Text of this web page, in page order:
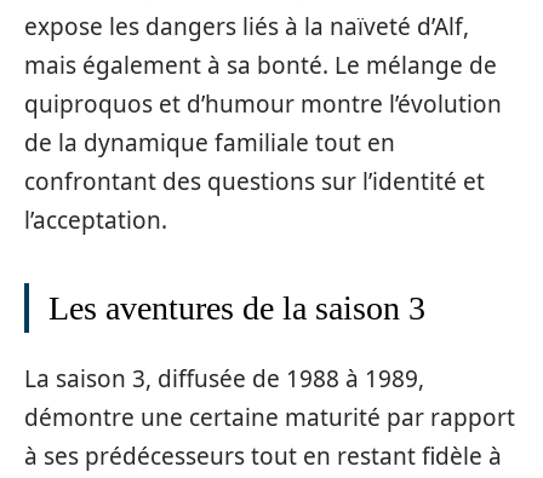
expose les dangers liés à la naïveté d’Alf,
mais également à sa bonté. Le mélange de
quiproquos et d’humour montre l’évolution
de la dynamique familiale tout en
confrontant des questions sur l’identité et
l’acceptation.
Les aventures de la saison 3
La saison 3, diffusée de 1988 à 1989,
démontre une certaine maturité par rapport
à ses prédécesseurs tout en restant fidèle à